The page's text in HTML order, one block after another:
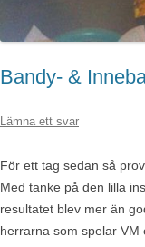
Bandy- &
Lämna ett svar
För ett tag sedan så
Med tanke på den lilla
resultatet blev mer än
herrarna som spelar VM